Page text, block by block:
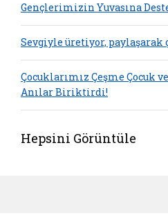
Gençlerimizin Yuvasına
Sevgiyle üretiyor, paylaşarak
Çocuklarımız Çeşme Çocuk
Anılar Biriktirdi!
Hepsini Görüntüle